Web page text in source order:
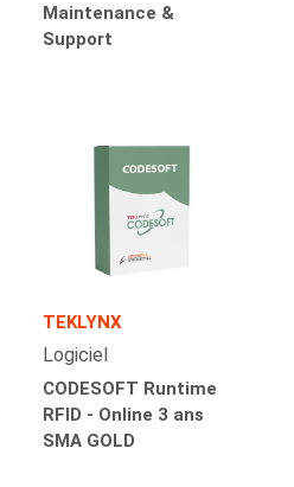
Maintenance &
Support
TEKLYNX
Logiciel
CODESOFT Runtime
RFID - Online 3 ans
SMA GOLD